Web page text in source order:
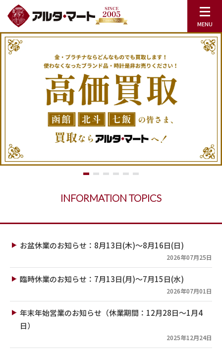
INFORMATION TOPICS
お盆休業のお知らせ：8月13日(木)～8月16日(日)
2026年07月25日
臨時休業のお知らせ：7月13日(月)～7月15日(水)
2026年07月01日
年末年始営業のお知らせ（休業期間：12月28日～1月4
日）
2025年12月24日